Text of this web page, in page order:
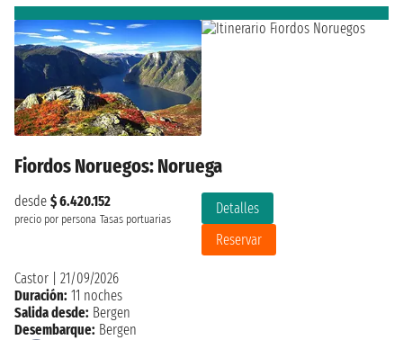
Fiordos Noruegos: Noruega
desde $ 6.420.152
precio por persona Tasas portuarias
Detalles
Reservar
Castor
21/09/2026
Duración: 11 noches
Salida desde: Bergen
Desembarque: Bergen